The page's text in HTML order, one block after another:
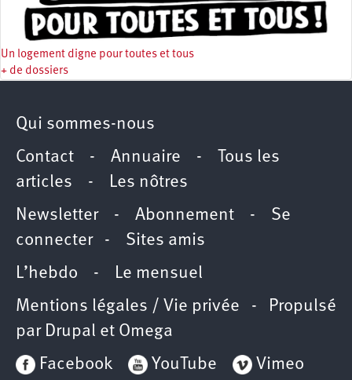
Un logement digne pour toutes et tous
+ de dossiers
Qui sommes-nous
Contact - Annuaire -
Tous les
articles - Les nôtres
Newsletter- Abonnement - Se
connecter- Sites amis
L’hebdo - Le mensuel
Mentions légales / Vie privée - Propulsé
par Drupal et Omega
Facebook
YouTube Vimeo